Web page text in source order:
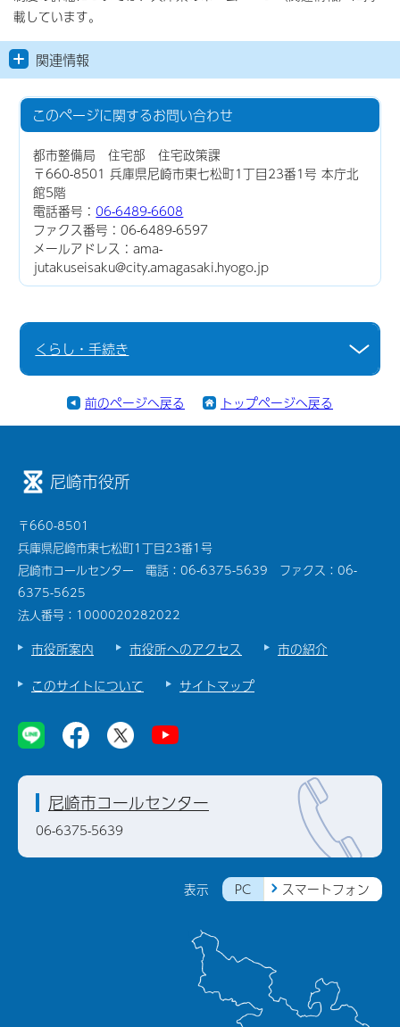
載しています。
関連情報
このページに関するお問い合わせ
都市整備局 住宅部 住宅政策課
〒660-8501 兵庫県尼崎市東七松町1丁目23番1号 本庁北
館5階
電話番号：06-6489-6608
ファクス番号：06-6489-6597
メールアドレス：ama-
jutakuseisaku@city.amagasaki.hyogo.jp
くらし・手続き
前のページへ戻る トップページへ戻る
尼崎市役所
〒660-8501
兵庫県尼崎市東七松町1丁目23番1号
尼崎市コールセンター 電話：06-6375-5639 ファクス：06-
6375-5625
法人番号：1000020282022
市役所案内 市役所へのアクセス
市の紹介
このサイトについて
サイトマップ
表示 PC スマートフォン
尼崎市コールセンター
06-6375-5639